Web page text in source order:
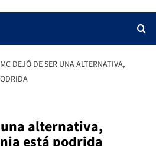
MC DEJÓ DE SER UNA ALTERNATIVA,
una alternativa,